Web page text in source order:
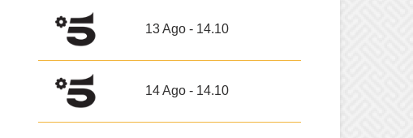
13 Ago - 14.10
14 Ago - 14.10